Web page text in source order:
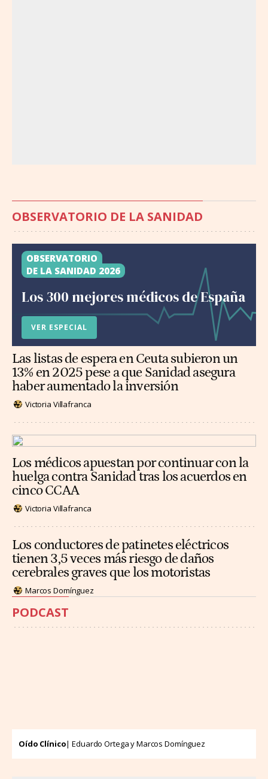
OBSERVATORIO DE LA SANIDAD
OBSERVATORIO
DE LA SANIDAD 2026
Los 300 mejores médicos de España
VER ESPECIAL
Las listas de espera en Ceuta subieron un
13% en 2025 pese a que Sanidad asegura
haber aumentado la inversión
Victoria Villafranca
Los médicos apuestan por continuar con la
huelga contra Sanidad tras los acuerdos en
cinco CCAA
Victoria Villafranca
Los conductores de patinetes eléctricos
tienen 3,5 veces más riesgo de daños
cerebrales graves que los motoristas
Marcos Domínguez
PODCAST
Oído Clínico| Eduardo Ortega y Marcos Domínguez